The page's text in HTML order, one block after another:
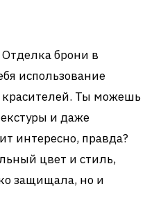
брони в
использование
Ты можешь
и даже
интересно, правда?
цвет и стиль,
защищала, но и